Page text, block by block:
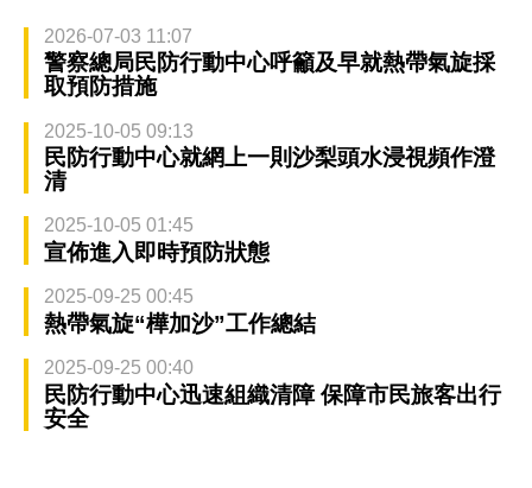
2026-07-03 11:07
警察總局民防行動中心呼籲及早就熱帶氣旋採
取預防措施
2025-10-05 09:13
民防行動中心就網上一則沙梨頭水浸視頻作澄
清
2025-10-05 01:45
宣佈進入即時預防狀態
2025-09-25 00:45
熱帶氣旋“樺加沙”工作總結
2025-09-25 00:40
民防行動中心迅速組織清障 保障市民旅客出行
安全